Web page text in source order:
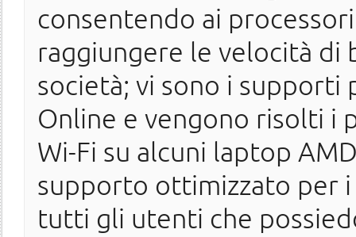
consentendo ai
raggiungere le velocità di
società; vi sono i
Online e vengono risolti i
Wi-Fi su alcuni laptop
supporto ottimizzato per i
tutti gli utenti che